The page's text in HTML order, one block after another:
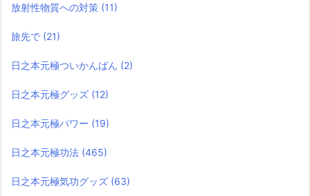
放射性物質への対策 (11)
旅先で (21)
日之本元極ついかんばん (2)
日之本元極グッズ (12)
日之本元極パワー (19)
日之本元極功法 (465)
日之本元極気功グッズ (63)